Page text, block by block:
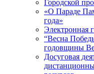
Городской
«О Параде
года»
Электронная
“Весна
годовщины
Досуговая